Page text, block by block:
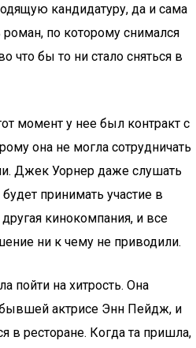
кандидатуру, да и сама
роман, по которому снимался
что бы то ни стало сняться в
момент у нее был контракт с
она не могла сотрудничать
Джек Уорнер даже слушать
принимать участие в
кинокомпания, и все
ни к чему не приводили.
пойти на хитрость. Она
актрисе Энн Пейдж, и
в ресторане. Когда та пришла,